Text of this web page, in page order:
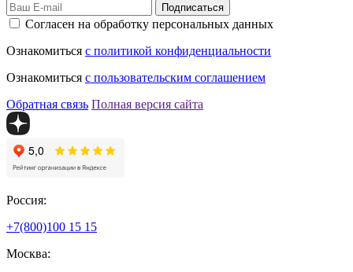
Подписаться
Согласен на обработку персональных данных
Ознакомиться с политикой конфиденциальности
Ознакомиться с пользовательским соглашением
Обратная связь Полная версия сайта
Россия:
+7(800)100 15 15
Москва: